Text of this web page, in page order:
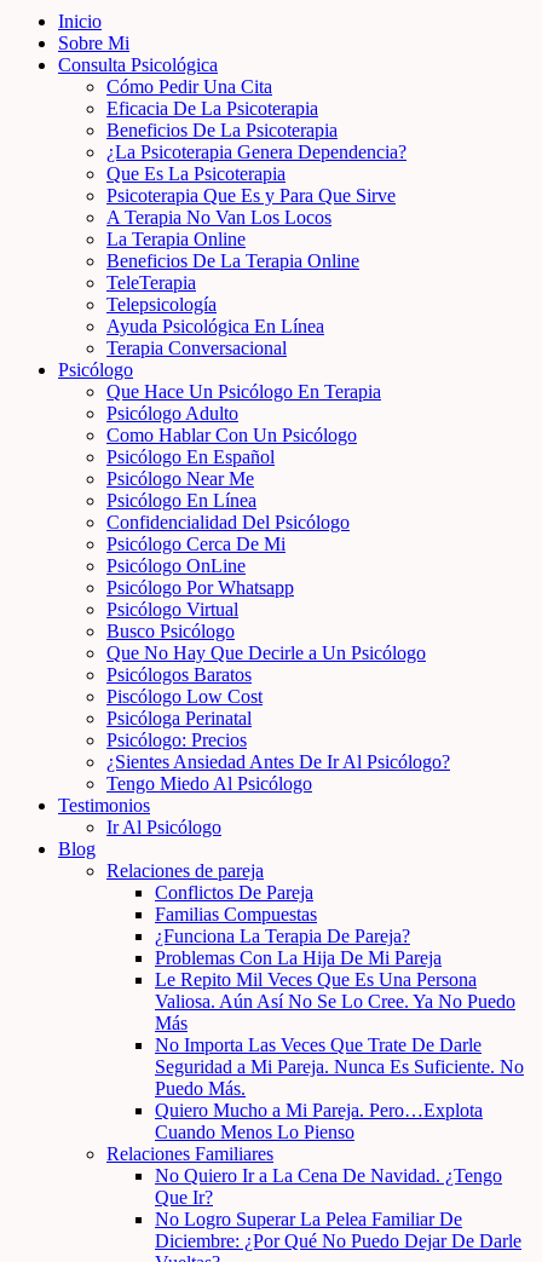
Inicio
Sobre Mi
Consulta Psicológica
Cómo Pedir Una Cita
Eficacia De La Psicoterapia
Beneficios De La Psicoterapia
¿La Psicoterapia Genera Dependencia?
Que Es La Psicoterapia
Psicoterapia Que Es y Para Que Sirve
A Terapia No Van Los Locos
La Terapia Online
Beneficios De La Terapia Online
TeleTerapia
Telepsicología
Ayuda Psicológica En Línea
Terapia Conversacional
Psicólogo
Que Hace Un Psicólogo En Terapia
Psicólogo Adulto
Como Hablar Con Un Psicólogo
Psicólogo En Español
Psicólogo Near Me
Psicólogo En Línea
Confidencialidad Del Psicólogo
Psicólogo Cerca De Mi
Psicólogo OnLine
Psicólogo Por Whatsapp
Psicólogo Virtual
Busco Psicólogo
Que No Hay Que Decirle a Un Psicólogo
Psicólogos Baratos
Piscólogo Low Cost
Psicóloga Perinatal
Psicólogo: Precios
¿Sientes Ansiedad Antes De Ir Al Psicólogo?
Tengo Miedo Al Psicólogo
Testimonios
Ir Al Psicólogo
Blog
Relaciones de pareja
Conflictos De Pareja
Familias Compuestas
¿Funciona La Terapia De Pareja?
Problemas Con La Hija De Mi Pareja
Le Repito Mil Veces Que Es Una Persona
Valiosa. Aún Así No Se Lo Cree. Ya No Puedo
Más
No Importa Las Veces Que Trate De Darle
Seguridad a Mi Pareja. Nunca Es Suficiente. No
Puedo Más.
Quiero Mucho a Mi Pareja. Pero…Explota
Cuando Menos Lo Pienso
Relaciones Familiares
No Quiero Ir a La Cena De Navidad. ¿Tengo
Que Ir?
No Logro Superar La Pelea Familiar De
Diciembre: ¿Por Qué No Puedo Dejar De Darle